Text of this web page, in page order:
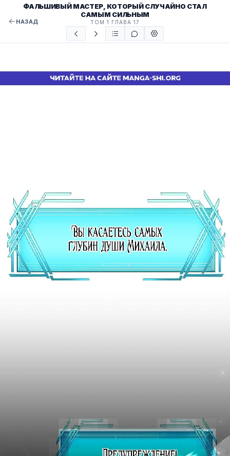
НАЗАД
ФАЛЬШИВЫЙ МАСТЕР, КОТОРЫЙ СЛУЧАЙНО СТАЛ
САМЫМ СИЛЬНЫМ
ТОМ 1 ГЛАВА 17